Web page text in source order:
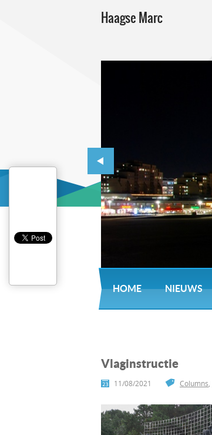
Haagse Marc
HOME NIEUWS
Vlaginstructie
11/08/2021 Columns,